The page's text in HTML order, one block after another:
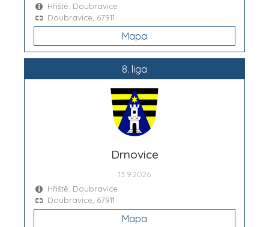
Hřiště: Doubravice
Doubravice, 67911
Mapa
8. liga
Drnovice
13.9.2026
Hřiště: Doubravice
Doubravice, 67911
Mapa